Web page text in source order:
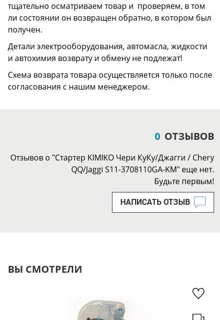
тщательно осматриваем товар и проверяем, в том
ли состоянии он возвращен обратно, в котором был
получен.
Детали электрооборудования, автомасла, жидкости
и автохимия возврату и обмену не подлежат!
Схема возврата товара осуществляется только после
согласования с нашим менеджером.
0 ОТЗЫВОВ
Отзывов о "Стартер KIMIKO Чери КуКу/Джагги / Chery
QQ/Jaggi S11-3708110GA-KM" еще нет.
Будьте первым!
НАПИСАТЬ ОТЗЫВ
ВЫ СМОТРЕЛИ